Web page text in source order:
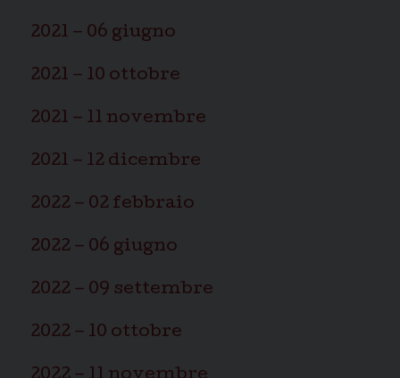
2021 – 06 giugno
2021 – 10 ottobre
2021 – 11 novembre
2021 – 12 dicembre
2022 – 02 febbraio
2022 – 06 giugno
2022 – 09 settembre
2022 – 10 ottobre